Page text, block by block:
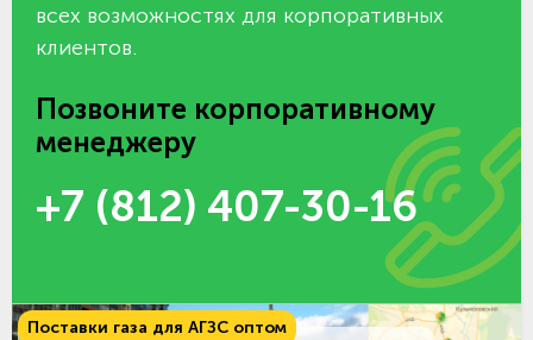
всех возможностях для корпоративных
клиентов.
Позвоните корпоративному
менеджеру
+7 (812) 407-30-16
Поставки газа для АГЗС оптом